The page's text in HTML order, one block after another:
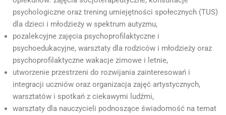
psychologiczne oraz trening umiejętności społecznych (TUS)
dla dzieci i młodzieży w spektrum autyzmu,
pozalekcyjne zajęcia psychoprofilaktyczne i
psychoedukacyjne, warsztaty dla rodziców i młodzieży oraz
psychoprofilaktyczne wakacje zimowe i letnie,
utworzenie przestrzeni do rozwijania zainteresowań i
integracji uczniów oraz organizacja zajęć artystycznych,
warsztatów i spotkań z ciekawymi ludźmi,
warsztaty dla nauczycieli podnoszące świadomość na temat